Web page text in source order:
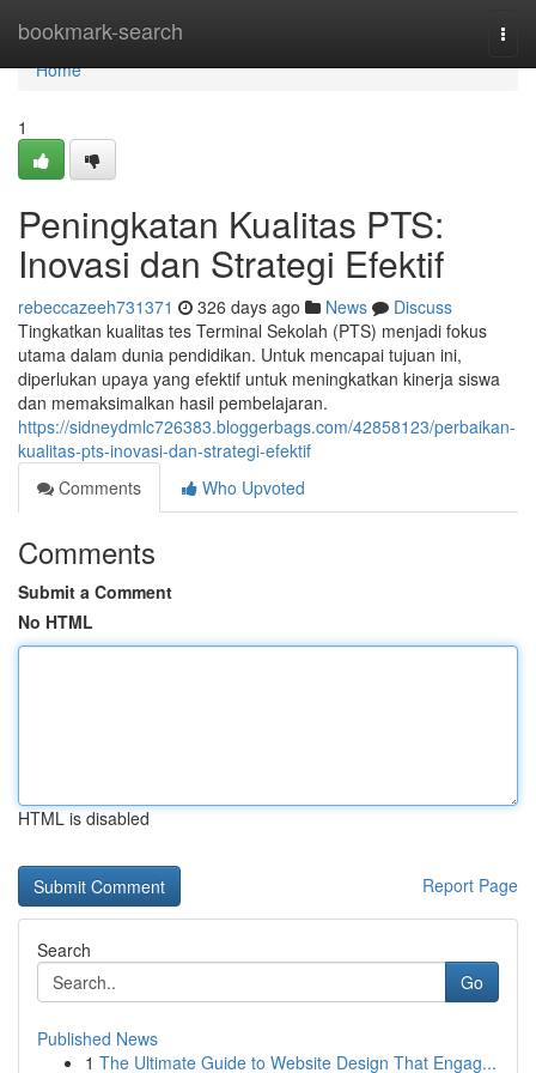
bookmark-search
Home
Home
1
Peningkatan Kualitas PTS:
Inovasi dan Strategi Efektif
rebeccazeeh731371 326 days ago News
Discuss
Tingkatkan kualitas tes Terminal Sekolah (PTS) menjadi fokus
utama dalam dunia pendidikan. Untuk mencapai tujuan ini,
diperlukan upaya yang efektif untuk meningkatkan kinerja siswa
dan memaksimalkan hasil pembelajaran.
https://sidneydmlc726383.bloggerbags.com/42858123/perbaikan-
kualitas-pts-inovasi-dan-strategi-efektif
Comments
Who Upvoted
Comments
Submit a Comment
No HTML
HTML is disabled
Report Page
Search
Go
Published News
1 The Ultimate Guide to Website Design That Engag...